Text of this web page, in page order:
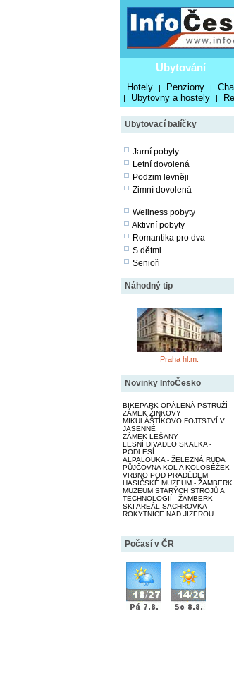
Ubytování
Hotely | Penziony |
| Ubytovny a hostely |
Ubytovací balíčky
Jarní pobyty
Letní dovolená
Podzim levněji
Zimní dovolená
Wellness pobyty
Aktivní pobyty
Romantika pro dva
S dětmi
Senioři
Náhodný tip
Praha hl.m.
Novinky InfoČesko
BIKEPARK OPÁLENÁ PSTRUŽÍ
ZÁMEK ŽINKOVY
MIKULÁŠTÍKOVO FOJTSTVÍ V
JASENNÉ
ZÁMEK LEŠANY
LESNÍ DIVADLO SKALKA -
PODLESÍ
ALPALOUKA - ŽELEZNÁ RUDA
PŮJČOVNA KOL A KOLOBĚŽEK -
VRBNO POD PRADĚDEM
HASIČSKÉ MUZEUM - ŽAMBERK
MUZEUM STARÝCH STROJŮ A
TECHNOLOGIÍ - ŽAMBERK
SKI AREÁL SACHROVKA -
ROKYTNICE NAD JIZEROU
Počasí v ČR